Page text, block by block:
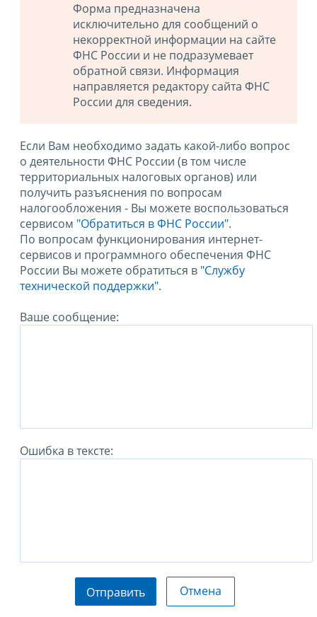
Форма предназначена
исключительно для сообщений о
некорректной информации на сайте
ФНС России и не подразумевает
обратной связи. Информация
направляется редактору сайта ФНС
России для сведения.
Если Вам необходимо задать какой-либо вопрос
о деятельности ФНС России (в том числе
территориальных налоговых органов) или
получить разъяснения по вопросам
налогообложения - Вы можете воспользоваться
сервисом "Обратиться в ФНС России".
По вопросам функционирования интернет-
сервисов и программного обеспечения ФНС
России Вы можете обратиться в "Службу
технической поддержки".
Ваше сообщение:
Ошибка в тексте:
Отправить Отмена